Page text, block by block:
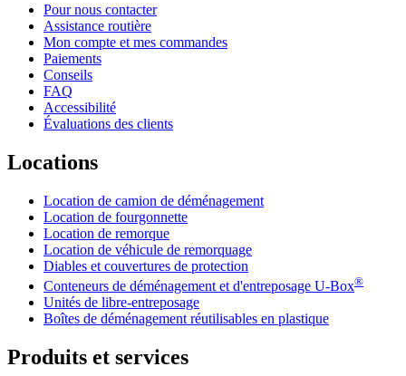
Pour nous contacter
Assistance routière
Mon compte et mes commandes
Paiements
Conseils
FAQ
Accessibilité
Évaluations des clients
Locations
Location de camion de déménagement
Location de fourgonnette
Location de remorque
Location de véhicule de remorquage
Diables et couvertures de protection
Conteneurs de déménagement et d'entreposage U-Box®
Unités de libre-entreposage
Boîtes de déménagement réutilisables en plastique
Produits et services